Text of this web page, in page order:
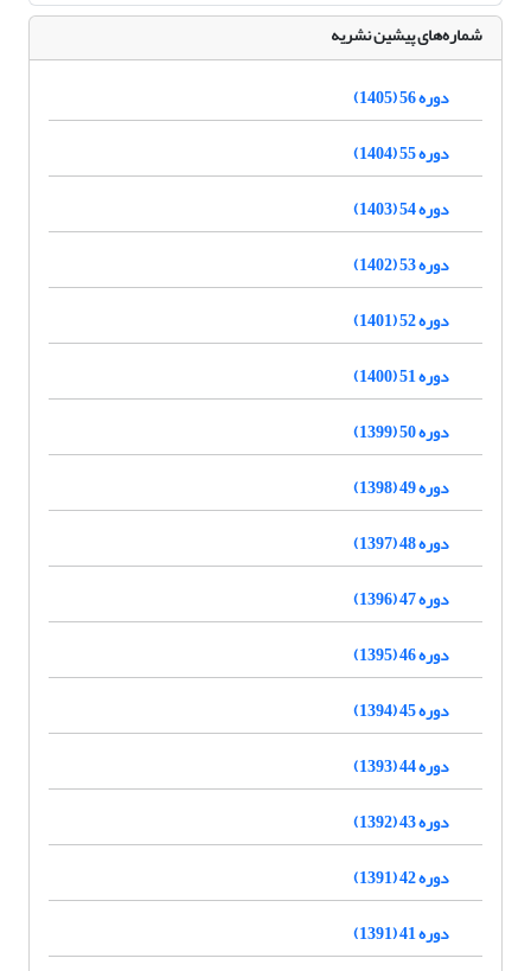
شماره‌های پیشین نشریه
دوره 56 (1405)
دوره 55 (1404)
دوره 54 (1403)
دوره 53 (1402)
دوره 52 (1401)
دوره 51 (1400)
دوره 50 (1399)
دوره 49 (1398)
دوره 48 (1397)
دوره 47 (1396)
دوره 46 (1395)
دوره 45 (1394)
دوره 44 (1393)
دوره 43 (1392)
دوره 42 (1391)
دوره 41 (1391)